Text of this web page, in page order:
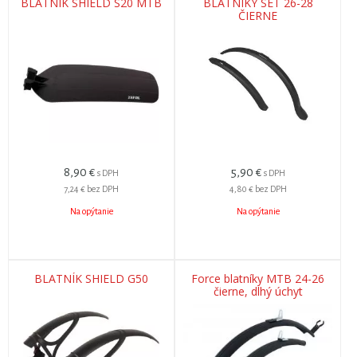
8,90 € s DPH
7,24 € bez DPH
Na opýtanie
ČIERNE
5,90 € s DPH
4,80 € bez DPH
Na opýtanie
BLATNÍK SHIELD G50
Force blatníky MTB 24-26
čierne, dlhý úchyt